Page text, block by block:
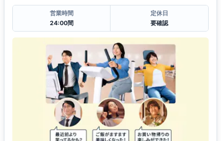
営業時間
24:00間
定休日
要確認